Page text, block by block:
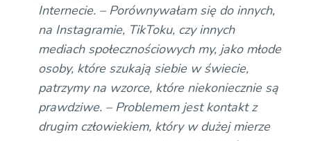
Internecie. – Porównywałam się do innych,
na Instagramie, TikToku, czy innych
mediach społecznościowych my, jako młode
osoby, które szukają siebie w świecie,
patrzymy na wzorce, które niekoniecznie są
prawdziwe. – Problemem jest kontakt z
drugim człowiekiem, który w dużej mierze